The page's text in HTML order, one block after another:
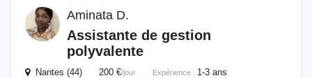
Aminata D.
Assistante de gestion
polyvalente
Nantes (44) 200 €/jour Expérience : 1-3 ans